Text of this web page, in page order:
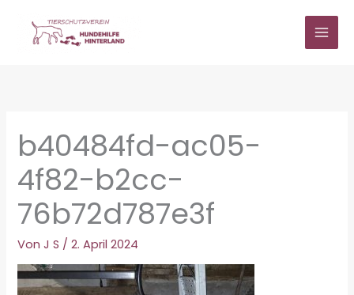
springen
b40484fd-ac05-
4f82-b2cc-
76b72d787e3f
VonJ S /2. April 2024